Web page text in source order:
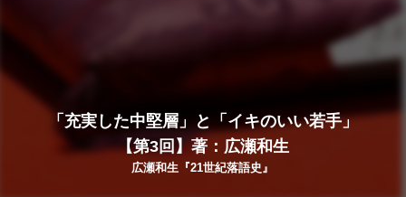
「充実した中堅層」と「イキのいい若手」
【第3回】著：広瀬和生
広瀬和生『21世紀落語史』